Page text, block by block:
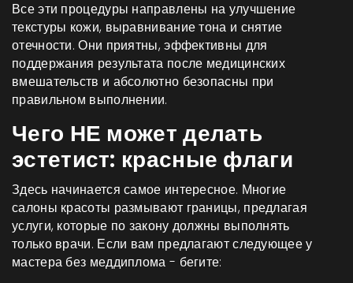
Все эти процедуры направлены на улучшение
текстуры кожи, выравнивание тона и снятие
отечности. Они приятны, эффективны для
поддержания результата после медицинских
вмешательств и абсолютно безопасны при
правильном выполнении.
Чего НЕ может делать
эстетист: красные флаги
Здесь начинается самое интересное. Многие
салоны красоты размывают границы, предлагая
услуги, которые по закону должны выполнять
только врачи. Если вам предлагают следующее у
мастера без меддиплома - бегите: